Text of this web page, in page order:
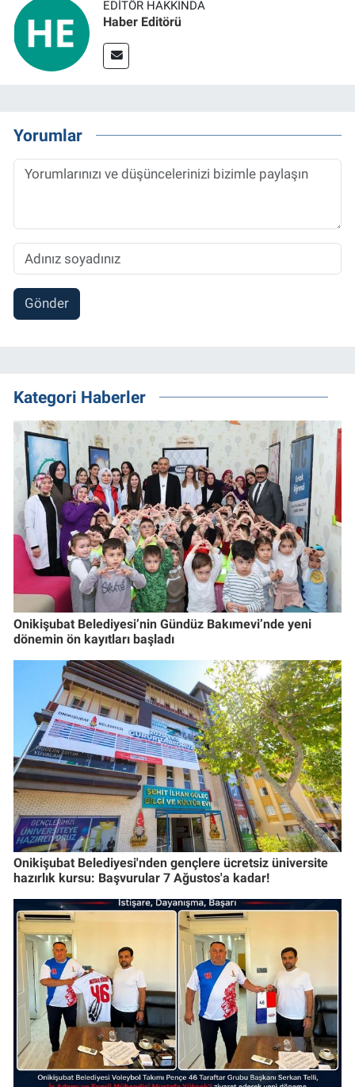
EDITÖR HAKKINDA
Haber Editörü
Yorumlar
Gönder
Kategori Haberler
Onikişubat Belediyesi’nin Gündüz Bakımevi’nde yeni
dönemin ön kayıtları başladı
Onikişubat Belediyesi'nden gençlere ücretsiz üniversite
hazırlık kursu: Başvurular 7 Ağustos'a kadar!